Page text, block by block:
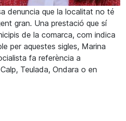
denuncia que la localitat no té
gran. Una prestació que sí
de la comarca, com indica
per aquestes sigles, Marina
fa referència a
Teulada, Ondara o en